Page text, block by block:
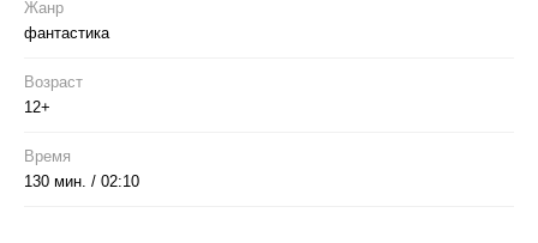
Жанр
фантастика
Возраст
12+
Время
130 мин. / 02:10